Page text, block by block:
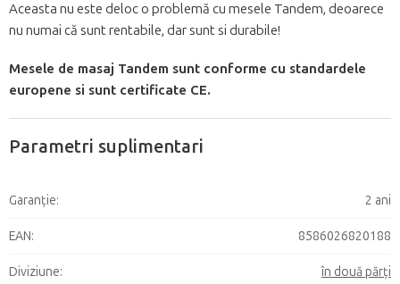
Aceasta nu este deloc o problemă cu mesele Tandem, deoarece
nu numai că sunt rentabile, dar sunt si durabile!
Mesele de masaj Tandem sunt conforme cu standardele
europene si sunt certificate CE.
Parametri suplimentari
Garanţie: 2 ani
EAN: 8586026820188
Diviziune: în două părți